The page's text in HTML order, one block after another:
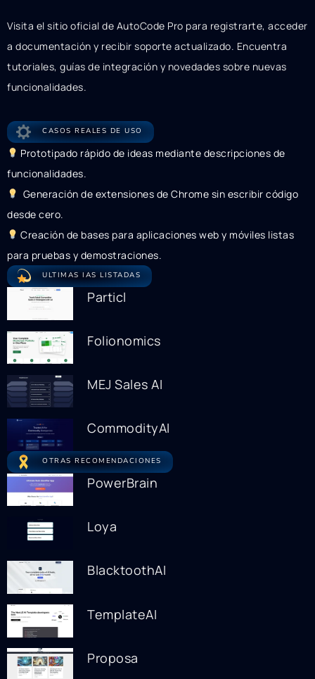
CASOS REALES DE USO
Prototipado rápido de ideas mediante descripciones de
funcionalidades.
Generación de extensiones de Chrome sin escribir código
desde cero.
Creación de bases para aplicaciones web y móviles listas
para pruebas y demostraciones.
ULTIMAS IAS LISTADAS
Particl
Folionomics
MEJ Sales AI
CommodityAI
OTRAS RECOMENDACIONES
PowerBrain
Loya
BlacktoothAI
TemplateAI
Proposa
Visita el sitio oficial de AutoCode Pro para registrarte, acceder
a documentación y recibir soporte actualizado. Encuentra
tutoriales, guías de integración y novedades sobre nuevas
funcionalidades.